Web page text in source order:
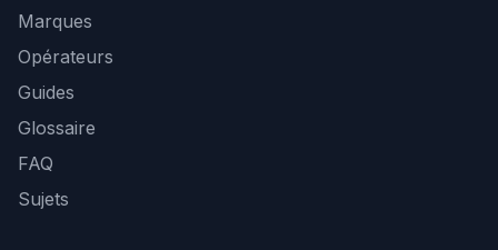
Marques
Opérateurs
Guides
Glossaire
FAQ
Sujets